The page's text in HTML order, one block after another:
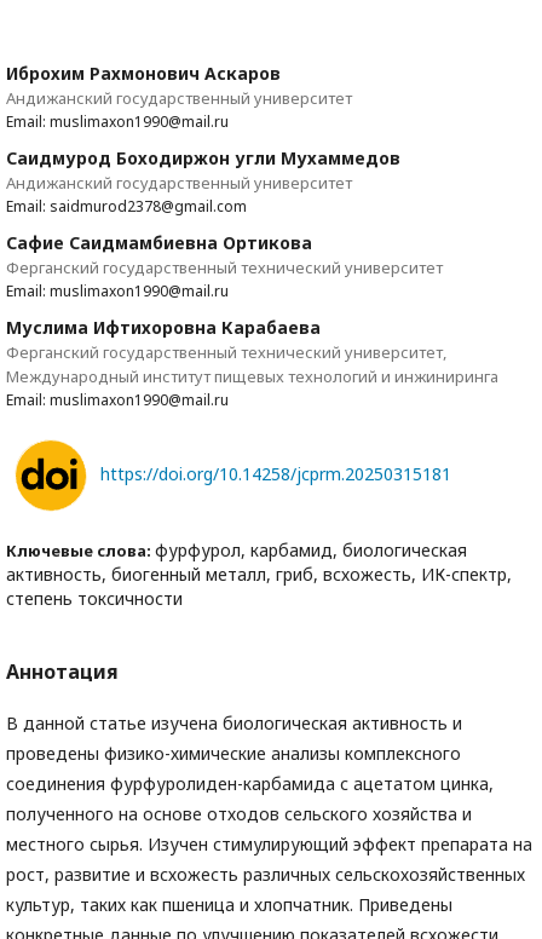
Иброхим Рахмонович Аскаров
Андижанский государственный университет
Email: muslimaxon1990@mail.ru
Саидмурод Боходиржон угли Мухаммедов
Андижанский государственный университет
Email: saidmurod2378@gmail.com
Сафие Саидмамбиевна Ортикова
Ферганский государственный технический университет
Email: muslimaxon1990@mail.ru
Муслима Ифтихоровна Карабаева
Ферганский государственный технический университет,
Международный институт пищевых технологий и инжиниринга
Email: muslimaxon1990@mail.ru
https://doi.org/10.14258/jcprm.20250315181
Ключевые слова: фурфурол, карбамид, биологическая
активность, биогенный металл, гриб, всхожесть, ИК-спектр,
степень токсичности
Аннотация
В данной статье изучена биологическая активность и
проведены физико-химические анализы комплексного
соединения фурфуролиден-карбамида с ацетатом цинка,
полученного на основе отходов сельского хозяйства и
местного сырья. Изучен стимулирующий эффект препарата на
рост, развитие и всхожесть различных сельскохозяйственных
культур, таких как пшеница и хлопчатник. Приведены